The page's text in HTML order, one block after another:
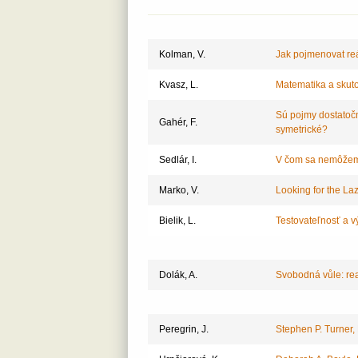
Kolman, V. Jak pojmenovat
Kvasz, L. Matematika a
Gahér, F.
Sú pojmy
symetrické?
Sedlár, I. V čom sa
Marko, V. Looking for the
Bielik, L. Testovateľnosť a
Dolák, A. Svobodná vůle:
Peregrin, J. Stephen P.